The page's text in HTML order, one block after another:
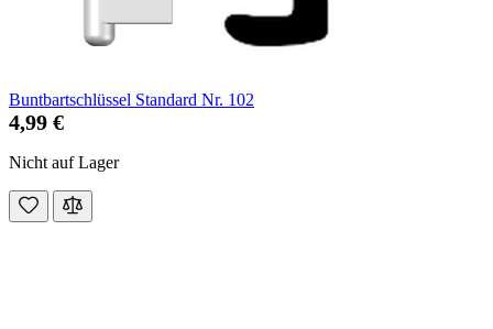
Buntbartschlüssel Standard Nr. 102
4,99 €
Nicht auf Lager